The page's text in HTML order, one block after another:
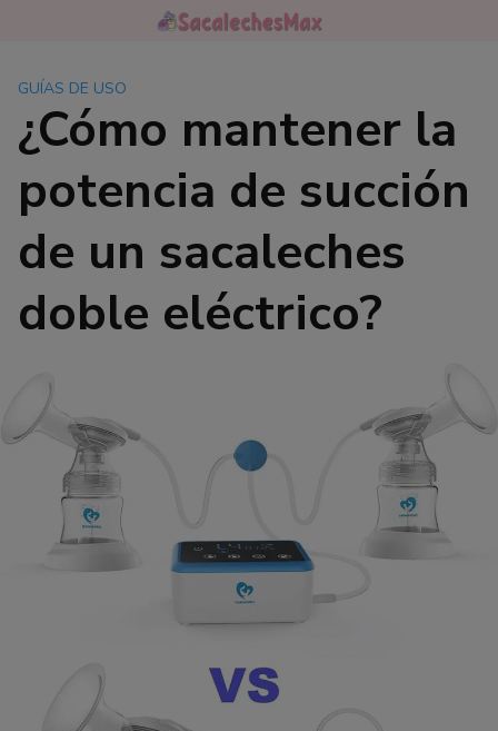
GUÍAS DE USO
¿Cómo mantener la
potencia de succión
de un sacaleches
doble eléctrico?